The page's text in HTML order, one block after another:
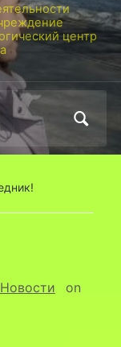
центр
Новости on